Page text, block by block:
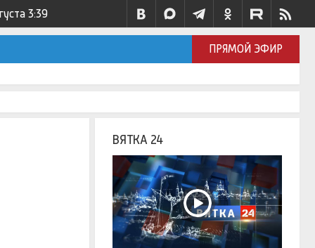
3:39
ПРЯМОЙ ЭФИР
ВЯТКА 24